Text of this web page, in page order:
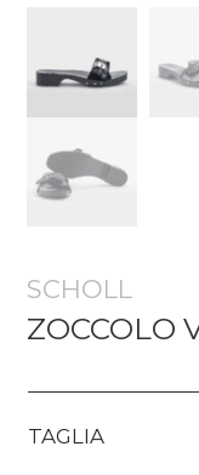
SCHOLL
ZOCCOLO
TAGLIA